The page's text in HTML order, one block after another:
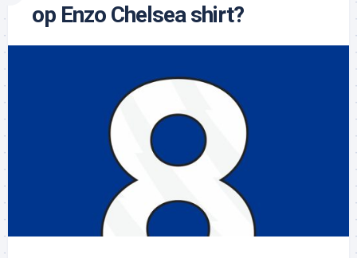
op Enzo Chelsea shirt?